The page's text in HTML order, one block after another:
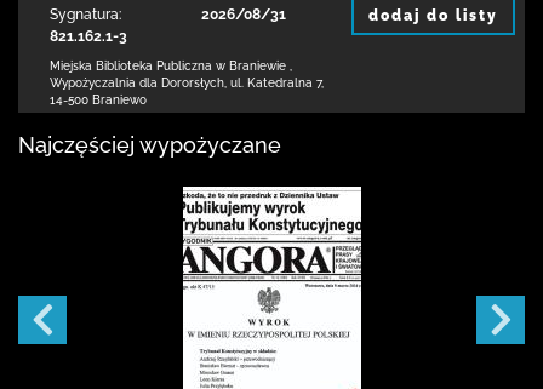
Sygnatura:
821.162.1-3
2026/08/31
Miejska Biblioteka Publiczna w Braniewie
Wypożyczalnia dla Dororsłych, ul. Katedralna 7,
14-500 Braniewo
dodaj do listy
Najczęściej wypożyczane